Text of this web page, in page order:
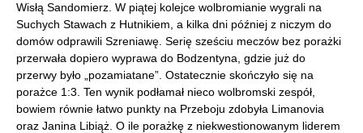
Wisłą Sandomierz. W piątej kolejce wolbromianie wygrali na
Suchych Stawach z Hutnikiem, a kilka dni później z niczym do
domów odprawili Szreniawę. Serię sześciu meczów bez porażki
przerwała dopiero wyprawa do Bodzentyna, gdzie już do
przerwy było „pozamiatane”. Ostatecznie skończyło się na
porażce 1:3. Ten wynik podłamał nieco wolbromski zespół,
bowiem równie łatwo punkty na Przeboju zdobyła Limanovia
oraz Janina Libiąż. O ile porażkę z niekwestionowanym liderem